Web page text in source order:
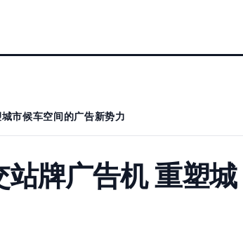
市候车空间的广告新势力
牌广告机 重塑城